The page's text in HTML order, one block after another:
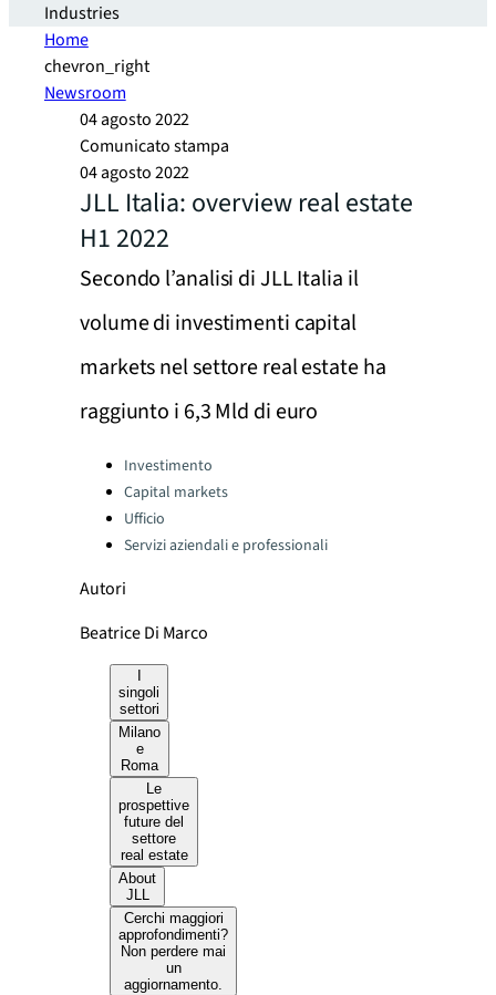
Industries
Home
chevron_right
Newsroom
04 agosto 2022
Comunicato stampa
04 agosto 2022
JLL Italia: overview real estate
H1 2022
Secondo l’analisi di JLL Italia il
volume di investimenti capital
markets nel settore real estate ha
raggiunto i 6,3 Mld di euro
Categories:Investimento
Capital markets
Ufficio
Servizi aziendali e professionali
Autori
Beatrice Di Marco
singoli
settori
Milano
e
Roma
Le
prospettive
future del
settore
real estate
About
JLL
Cerchi maggiori
approfondimenti?
Non perdere mai
un
aggiornamento.